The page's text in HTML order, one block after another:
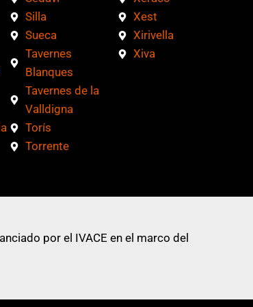
Silla
Sueca
Tavernes
Blanques
Tavernes de la
Valldigna
Torís
Torrente
Xest
Xirivella
Xiva
por el IVACE en el marco del